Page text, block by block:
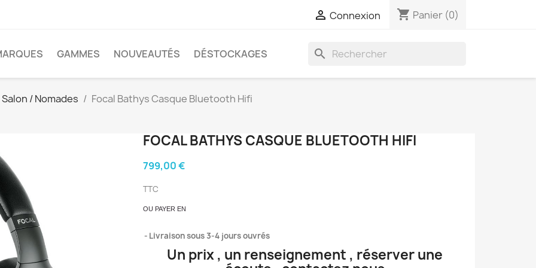
 Connexion shopping_cart Panier (0)
GAMMES NOUVEAUTÉS DÉSTOCKAGES search
/ Nomades Focal Bathys Casque Bluetooth Hifi
FOCAL BATHYS CASQUE BLUETOOTH HIFI
799,00 €
TTC
OU PAYER EN
Livraison sous 3-4 jours ouvrés
Un prix , un renseignement , réserver une